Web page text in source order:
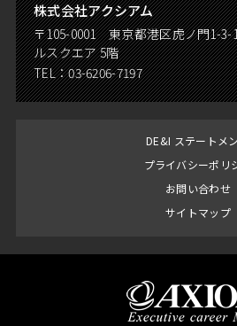
株式会社アクシアム
〒105-0001 東京都港区虎ノ門1-3-
ルスクエア 5階
TEL：03-6206-7197
DE&I ステートメ
プライバシーポリ
お問い合わせ
サイトマップ